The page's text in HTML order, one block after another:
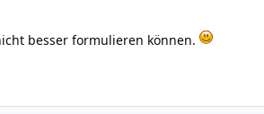
besser formulieren können.